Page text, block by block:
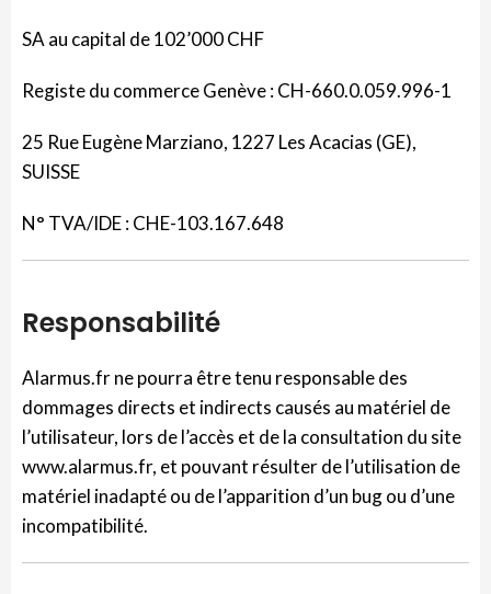
SA au capital de 102’000 CHF
Registe du commerce Genève : CH-660.0.059.996-1
25 Rue Eugène Marziano, 1227 Les Acacias (GE),
SUISSE
N° TVA/IDE :CHE-103.167.648
Responsabilité
Alarmus.fr ne pourra être tenu responsable des
dommages directs et indirects causés au matériel de
l’utilisateur, lors de l’accès et de la consultation du site
www.alarmus.fr, et pouvant résulter de l’utilisation de
matériel inadapté ou de l’apparition d’un bug ou d’une
incompatibilité.